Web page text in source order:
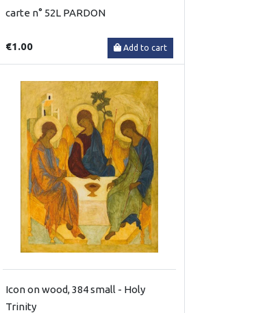
carte n° 52L PARDON
€1.00 Add to cart
Icon on wood, 384 small - Holy
Trinity